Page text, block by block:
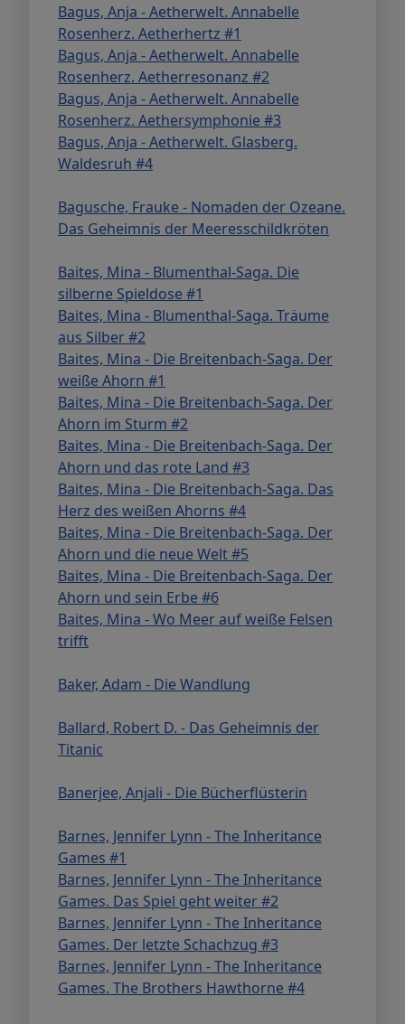
Bagus, Anja - Aetherwelt. Annabelle
Rosenherz. Aetherhertz #1
Bagus, Anja - Aetherwelt. Annabelle
Rosenherz. Aetherresonanz #2
Bagus, Anja - Aetherwelt. Annabelle
Rosenherz. Aethersymphonie #3
Bagus, Anja - Aetherwelt. Glasberg.
Waldesruh #4
Bagusche, Frauke - Nomaden der Ozeane.
Das Geheimnis der Meeresschildkröten
Baites, Mina - Blumenthal-Saga. Die
silberne Spieldose #1
Baites, Mina - Blumenthal-Saga. Träume
aus Silber #2
Baites, Mina - Die Breitenbach-Saga. Der
weiße Ahorn #1
Baites, Mina - Die Breitenbach-Saga. Der
Ahorn im Sturm #2
Baites, Mina - Die Breitenbach-Saga. Der
Ahorn und das rote Land #3
Baites, Mina - Die Breitenbach-Saga. Das
Herz des weißen Ahorns #4
Baites, Mina - Die Breitenbach-Saga. Der
Ahorn und die neue Welt #5
Baites, Mina - Die Breitenbach-Saga. Der
Ahorn und sein Erbe #6
Baites, Mina - Wo Meer auf weiße Felsen
trifft
Baker, Adam - Die Wandlung
Ballard, Robert D. - Das Geheimnis der
Titanic
Banerjee, Anjali - Die Bücherflüsterin
Barnes, Jennifer Lynn - The Inheritance
Games #1
Barnes, Jennifer Lynn - The Inheritance
Games. Das Spiel geht weiter #2
Barnes, Jennifer Lynn - The Inheritance
Games. Der letzte Schachzug #3
Barnes, Jennifer Lynn - The Inheritance
Games. The Brothers Hawthorne #4